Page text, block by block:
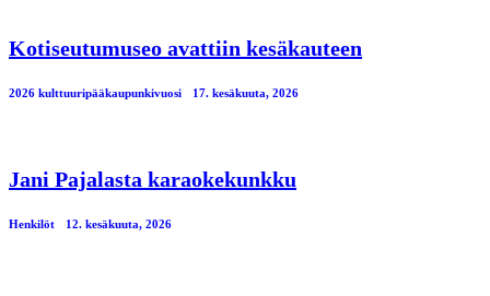
Kotiseutumuseo avattiin kesäkauteen
2026 kulttuuripääkaupunkivuosi 17. kesäkuuta, 2026
Jani Pajalasta karaokekunkku
Henkilöt 12. kesäkuuta, 2026